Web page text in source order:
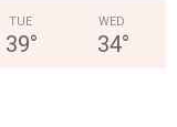
TUE
39°
WED
34°